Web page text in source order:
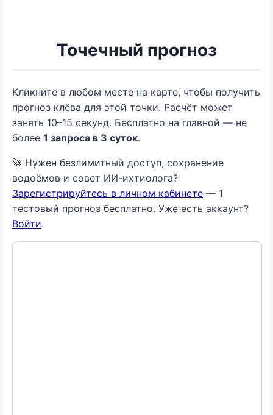
Точечный прогноз
Кликните в любом месте на карте, чтобы получить
прогноз клёва для этой точки. Расчёт может
занять 10–15 секунд. Бесплатно на главной — не
более 1 запроса в 3 суток.
🚀 Нужен безлимитный доступ, сохранение
водоёмов и совет ИИ-ихтиолога?
Зарегистрируйтесь в личном кабинете — 1
тестовый прогноз бесплатно. Уже есть аккаунт?
Войти.